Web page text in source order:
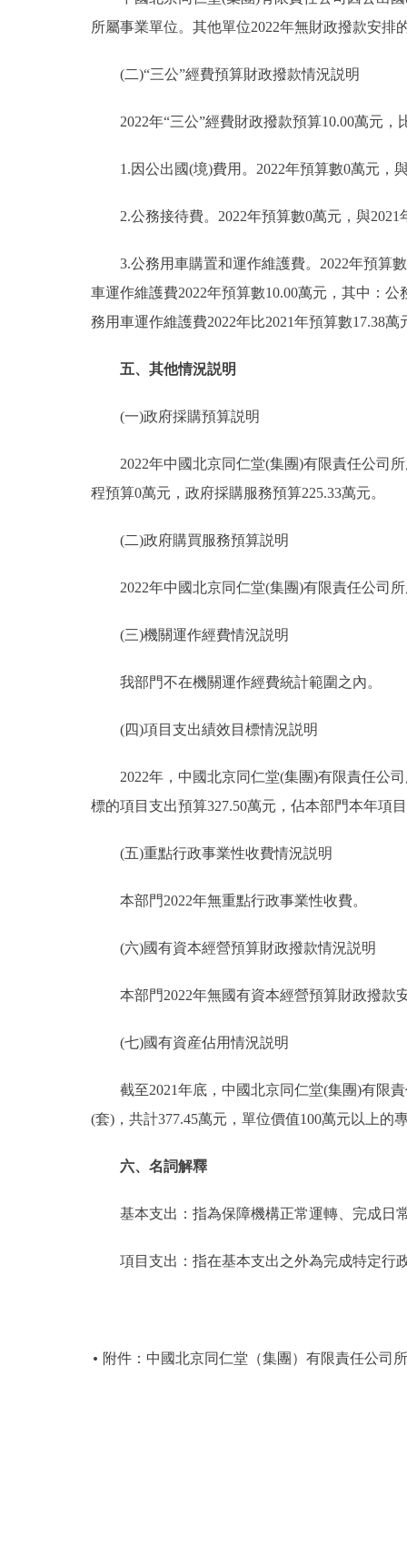
所屬事業單位。其他單位2022年無財政撥款安排
(二)“三公”經費預算財政撥款情況説明
2022年“三公”經費財政撥款預算10.00萬元，
1.因公出國(境)費用。2022年預算數0萬元，
2.公務接待費。2022年預算數0萬元，與2021
3.公務用車購置和運作維護費。2022年預算數
車運作維護費2022年預算數10.00萬元，其中：
務用車運作維護費2022年比2021年預算數17.38
五、其他情況説明
(一)政府採購預算説明
2022年中國北京同仁堂(集團)有限責任公司所
程預算0萬元，政府採購服務預算225.33萬元。
(二)政府購買服務預算説明
2022年中國北京同仁堂(集團)有限責任公司所
(三)機關運作經費情況説明
我部門不在機關運作經費統計範圍之內。
(四)項目支出績效目標情況説明
2022年，中國北京同仁堂(集團)有限責任公司
標的項目支出預算327.50萬元，佔本部門本年項
(五)重點行政事業性收費情況説明
本部門2022年無重點行政事業性收費。
(六)國有資本經營預算財政撥款情況説明
本部門2022年無國有資本經營預算財政撥款
(七)國有資産佔用情況説明
截至2021年底，中國北京同仁堂(集團)有限責
(套)，共計377.45萬元，單位價值100萬元以上的
六、名詞解釋
基本支出：指為保障機構正常運轉、完成日
項目支出：指在基本支出之外為完成特定行
附件：中國北京同仁堂（集團）有限責任公司